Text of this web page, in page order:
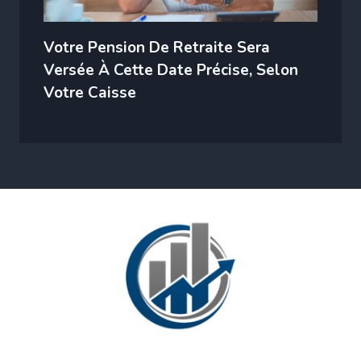
Votre Pension De Retraite Sera
Versée À Cette Date Précise, Selon
Votre Caisse